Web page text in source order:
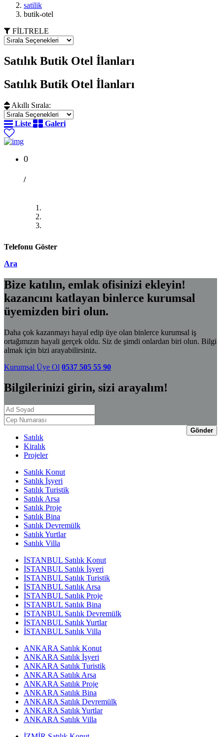
satilik
butik-otel
FİLTRELE
Satılık Butik Otel İlanları
Satılık Butik Otel İlanları
Akıllı Sırala:
Liste Galeri
0
/
Telefonu Göster
Ara
Bize katılın, emlak ofisinizi ekleyin!
kazancını katlayan binlerce kurumsal
üyemizden biri olun.
Daha çok kazanmayı hayal edip üye olan binlerce kurumsal iş
ortağımızın hayali gerçek oldu. Siz de şimdi onlardan biri olun. Bilgi
almak için bizi arayabilirsiniz.
Kurumsal Üye Ol 0537 505 55 90
Bilgilerinizi girin, sizi arayalım!
Gönder
Satılık
Kiralık
Projeler
Satılık Konut
Satılık İşyeri
Satılık Turistik
Satılık Arsa
Satılık Proje
Satılık Bina
Satılık Devremülk
Satılık Yurtlar
Satılık Villa
İSTANBUL Satılık Konut
İSTANBUL Satılık İşyeri
İSTANBUL Satılık Turistik
İSTANBUL Satılık Arsa
İSTANBUL Satılık Proje
İSTANBUL Satılık Bina
İSTANBUL Satılık Devremülk
İSTANBUL Satılık Yurtlar
İSTANBUL Satılık Villa
ANKARA Satılık Konut
ANKARA Satılık İşyeri
ANKARA Satılık Turistik
ANKARA Satılık Arsa
ANKARA Satılık Proje
ANKARA Satılık Bina
ANKARA Satılık Devremülk
ANKARA Satılık Yurtlar
ANKARA Satılık Villa